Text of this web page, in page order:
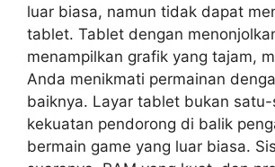
luar biasa, namun tidak dapat
tablet. Tablet dengan
menampilkan grafik yang tajam,
Anda menikmati permainan
baiknya. Layar tablet bukan
kekuatan pendorong di balik
bermain game yang luar biasa.